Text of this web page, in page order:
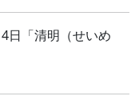
「清明（せいめ